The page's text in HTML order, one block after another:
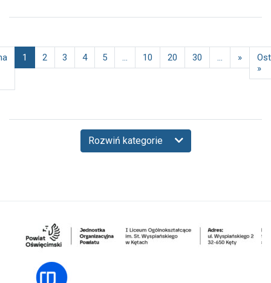
1 2 3 4 5 10 20 30 »
»
Rozwiń kategorie